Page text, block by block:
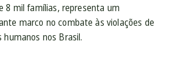
8 mil famílias, representa um
marco no combate às violações de
humanos nos Brasil.